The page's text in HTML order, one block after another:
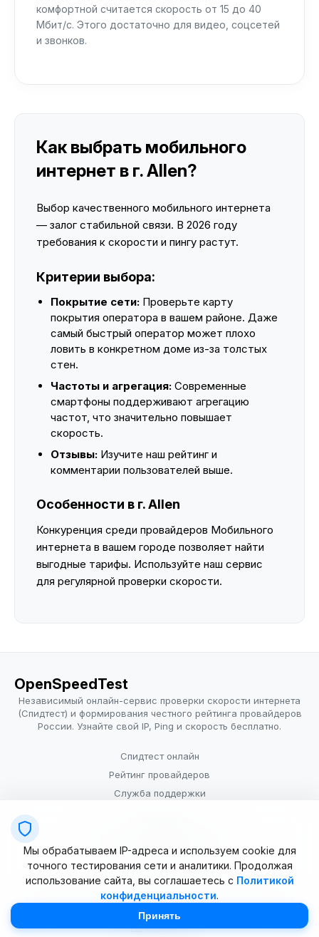
комфортной считается скорость от 15 до 40
Мбит/с. Этого достаточно для видео, соцсетей
и звонков.
Как выбрать мобильного
интернет в г. Allen?
Выбор качественного мобильного интернета
— залог стабильной связи. В 2026 году
требования к скорости и пингу растут.
Критерии выбора:
Покрытие сети: Проверьте карту
покрытия оператора в вашем районе. Даже
самый быстрый оператор может плохо
ловить в конкретном доме из-за толстых
стен.
Частоты и агрегация: Современные
смартфоны поддерживают агрегацию
частот, что значительно повышает
скорость.
Отзывы: Изучите наш рейтинг и
комментарии пользователей выше.
Особенности в г. Allen
Конкуренция среди провайдеров Мобильного
интернета в вашем городе позволяет найти
выгодные тарифы. Используйте наш сервис
для регулярной проверки скорости.
OpenSpeedTest
Независимый онлайн-сервис проверки скорости интернета
(Спидтест) и формирования честного рейтинга провайдеров
России. Узнайте свой IP, Ping и скорость бесплатно.
Спидтест онлайн
Рейтинг провайдеров
Служба поддержки
Условия использования
© 2025–2026 OpenSpeedTest (ИП Долматова В.В.). Все права
Мы обрабатываем IP-адреса и используем cookie для
точного тестирования сети и аналитики. Продолжая
использование сайта, вы соглашаетесь с Политикой
конфиденциальности.
Принять